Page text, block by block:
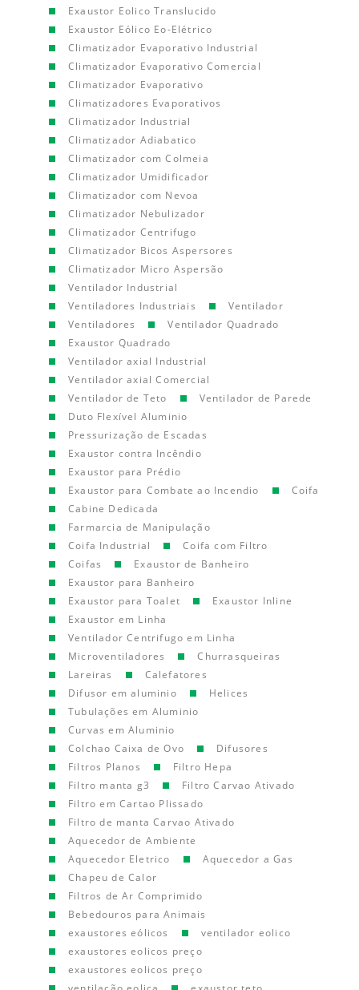
Exaustor Eolico Translucido
Exaustor Eólico Eo-Elétrico
Climatizador Evaporativo Industrial
Climatizador Evaporativo Comercial
Climatizador Evaporativo
Climatizadores Evaporativos
Climatizador Industrial
Climatizador Adiabatico
Climatizador com Colmeia
Climatizador Umidificador
Climatizador com Nevoa
Climatizador Nebulizador
Climatizador Centrifugo
Climatizador Bicos Aspersores
Climatizador Micro Aspersão
Ventilador Industrial
Ventiladores Industriais
Ventilador
Ventiladores
Ventilador Quadrado
Exaustor Quadrado
Ventilador axial Industrial
Ventilador axial Comercial
Ventilador de Teto
Ventilador de Parede
Duto Flexível Aluminio
Pressurização de Escadas
Exaustor contra Incêndio
Exaustor para Prédio
Exaustor para Combate ao Incendio
Coifa
Cabine Dedicada
Farmarcia de Manipulação
Coifa Industrial
Coifa com Filtro
Coifas
Exaustor de Banheiro
Exaustor para Banheiro
Exaustor para Toalet
Exaustor Inline
Exaustor em Linha
Ventilador Centrifugo em Linha
Microventiladores
Churrasqueiras
Lareiras
Calefatores
Difusor em aluminio
Helices
Tubulações em Aluminio
Curvas em Aluminio
Colchao Caixa de Ovo
Difusores
Filtros Planos
Filtro Hepa
Filtro manta g3
Filtro Carvao Ativado
Filtro em Cartao Plissado
Filtro de manta Carvao Ativado
Aquecedor de Ambiente
Aquecedor Eletrico
Aquecedor a Gas
Chapeu de Calor
Filtros de Ar Comprimido
Bebedouros para Animais
exaustores eólicos
ventilador eolico
exaustores eolicos preço
exaustores eolicos preço